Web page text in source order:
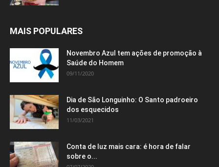
MAIS POPULARES
Novembro Azul tem ações de promoção à
Saúde do Homem
09/11/2020
Dia de São Longuinho: O Santo padroeiro
dos esquecidos
11/03/2021
Conta de luz mais cara: é hora de falar
sobre o...